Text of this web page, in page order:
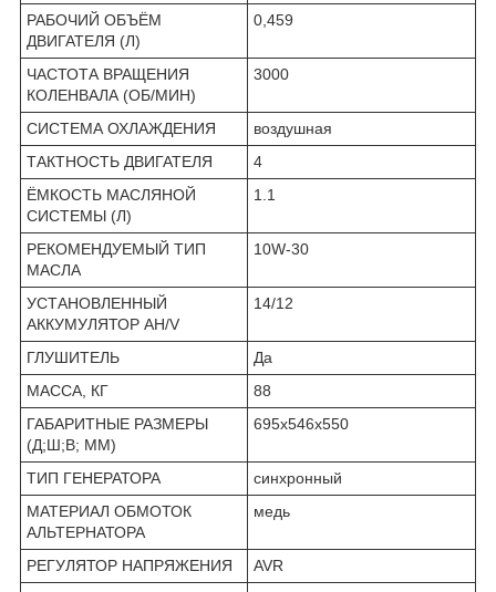
РАБОЧИЙ ОБЪЁМ
ДВИГАТЕЛЯ (Л)
0,459
ЧАСТОТА ВРАЩЕНИЯ
КОЛЕНВАЛА (ОБ/МИН)
3000
СИСТЕМА ОХЛАЖДЕНИЯ
воздушная
ТАКТНОСТЬ ДВИГАТЕЛЯ
4
ЁМКОСТЬ МАСЛЯНОЙ
СИСТЕМЫ (Л)
1.1
РЕКОМЕНДУЕМЫЙ ТИП
МАСЛА
10W-30
УСТАНОВЛЕННЫЙ
АККУМУЛЯТОР AH/V
14/12
ГЛУШИТЕЛЬ
Да
МАССА, КГ
88
ГАБАРИТНЫЕ РАЗМЕРЫ
(Д;Ш;В; ММ)
695х546х550
ТИП ГЕНЕРАТОРА
синхронный
МАТЕРИАЛ ОБМОТОК
АЛЬТЕРНАТОРА
медь
РЕГУЛЯТОР НАПРЯЖЕНИЯ AVR